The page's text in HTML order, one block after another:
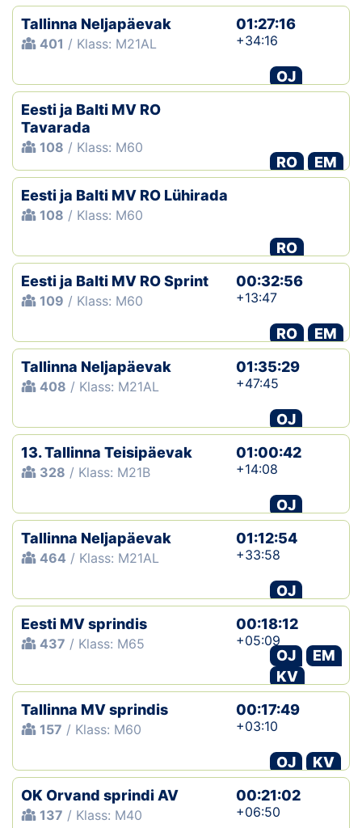
Tallinna Neljapäevak
401 / Klass: M21AL
01:27:16
+34:16
OJ
Eesti ja Balti MV RO
Tavarada
108 / Klass: M60
RO
EM
Eesti ja Balti MV RO Lühirada
108 / Klass: M60
RO
Eesti ja Balti MV RO Sprint
109 / Klass: M60
00:32:56
+13:47
RO
EM
Tallinna Neljapäevak
408 / Klass: M21AL
01:35:29
+47:45
OJ
13. Tallinna Teisipäevak
328 / Klass: M21B
01:00:42
+14:08
OJ
Tallinna Neljapäevak
464 / Klass: M21AL
01:12:54
+33:58
OJ
Eesti MV sprindis
437 / Klass: M65
00:18:12
+05:09
OJ
EM
KV
Tallinna MV sprindis
157 / Klass: M60
00:17:49
+03:10
OJ
KV
OK Orvand sprindi AV
137 / Klass: M40
00:21:02
+06:50